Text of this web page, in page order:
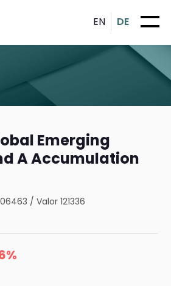
EN DE
Emerging
A Accumulation
/Valor 121336